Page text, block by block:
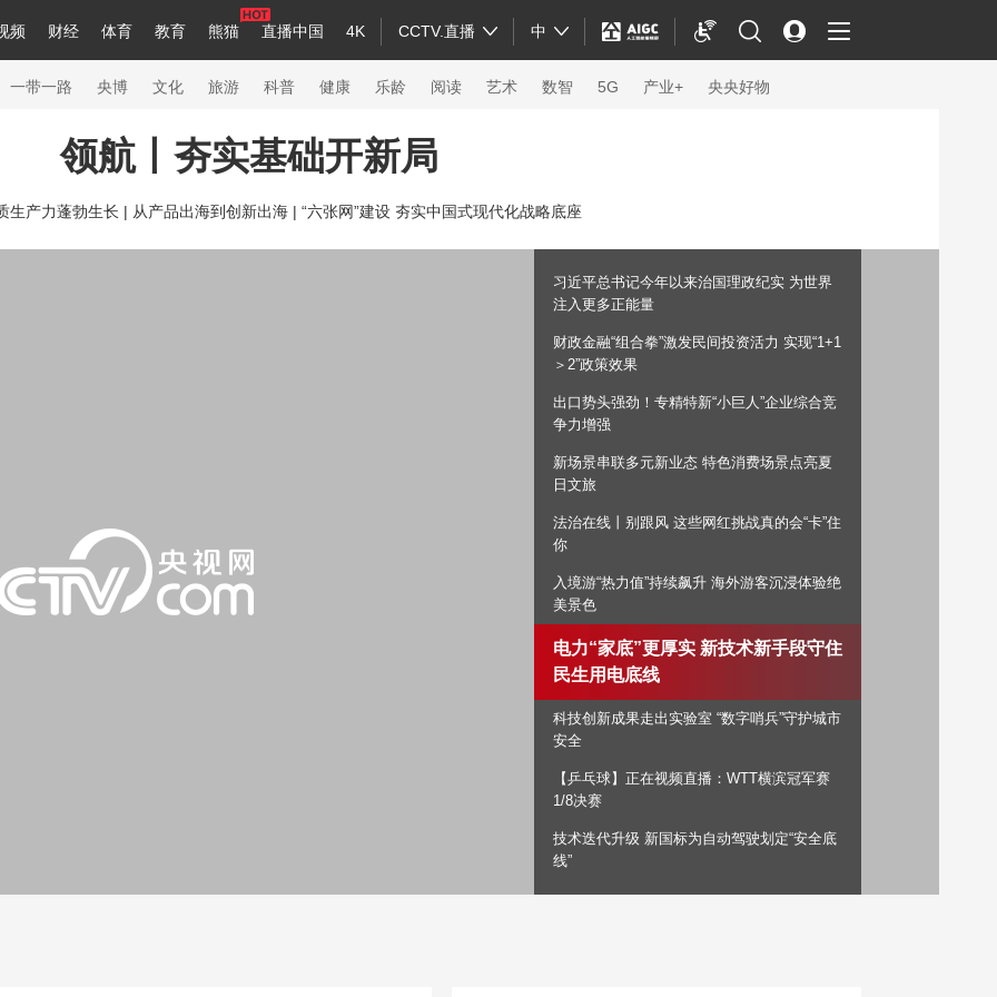
频 财经 体育 教育 熊猫 直播中国 4K CCTV.直播 中
中国领导人 央视快评 习式妙语 热解读 天天学习
节目单 听音 微视频 主持人 下载央视影音
English Монгол
一带一路 央博 文化 旅游 科普 健康 乐龄 阅读 艺术 数智 5G 产业+ 央央好物
纪录片网 国家大剧院 大型活动
科技 法治 文娱 人物 公益 图片
非遗 汽车 数智 5G 产业+
云起 超级工厂 智敬中国 天气 才艺 网展 央央好物
领航丨夯实基础开新局
生产力蓬勃生长 | 从产品出海到创新出海 | “六张网”建设 夯实中国式现代化战略底座
习近平总书记今年以来治国理政纪实 为世界
注入更多正能量
财政金融“组合拳”激发民间投资活力 实现“1+1
＞2”政策效果
出口势头强劲！专精特新“小巨人”企业综合竞
争力增强
新场景串联多元新业态 特色消费场景点亮夏
日文旅
法治在线丨别跟风 这些网红挑战真的会“卡”住
你
入境游“热力值”持续飙升 海外游客沉浸体验绝
美景色
电力“家底”更厚实 新技术新手段守住
民生用电底线
科技创新成果走出实验室 “数字哨兵”守护城市
安全
【乒乓球】正在视频直播：WTT横滨冠军赛
1/8决赛
技术迭代升级 新国标为自动驾驶划定“安全底
线”